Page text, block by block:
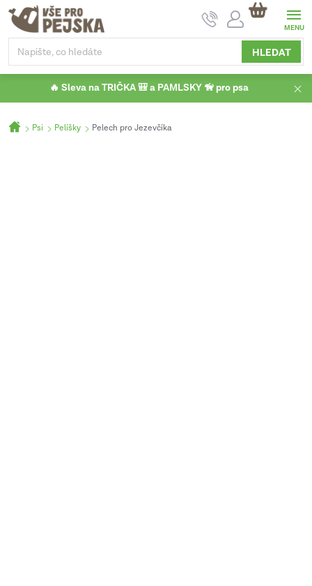
Přejít
obsah
HLEDAT
NÁKUPNÍ
KOŠÍK
🔥 Sleva na TRIČKA 🎒 a PAMLSKY 🦮 pro psa
Domů
Psi Pelíšky Pelech pro Jezevčíka